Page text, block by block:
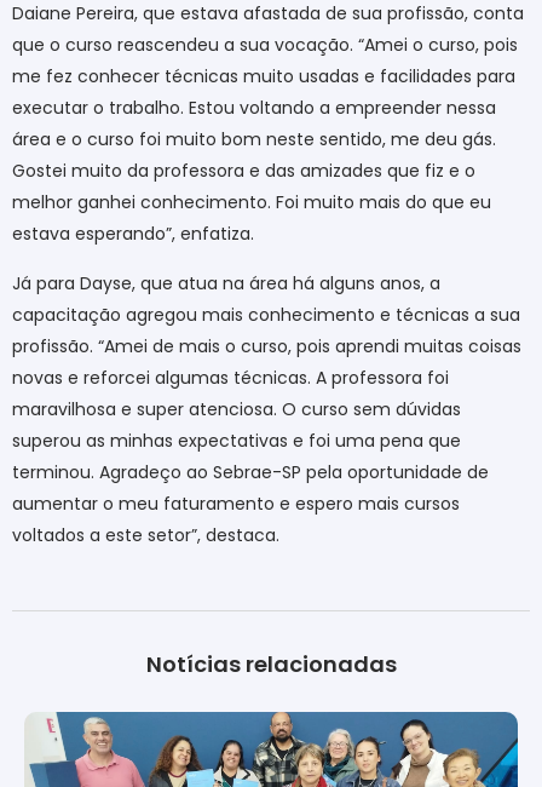
Daiane Pereira, que estava afastada de sua profissão, conta
que o curso reascendeu a sua vocação. “Amei o curso, pois
me fez conhecer técnicas muito usadas e facilidades para
executar o trabalho. Estou voltando a empreender nessa
área e o curso foi muito bom neste sentido, me deu gás.
Gostei muito da professora e das amizades que fiz e o
melhor ganhei conhecimento. Foi muito mais do que eu
estava esperando”, enfatiza.
Já para Dayse, que atua na área há alguns anos, a
capacitação agregou mais conhecimento e técnicas a sua
profissão. “Amei de mais o curso, pois aprendi muitas coisas
novas e reforcei algumas técnicas. A professora foi
maravilhosa e super atenciosa. O curso sem dúvidas
superou as minhas expectativas e foi uma pena que
terminou. Agradeço ao Sebrae-SP pela oportunidade de
aumentar o meu faturamento e espero mais cursos
voltados a este setor”, destaca.
Notícias relacionadas